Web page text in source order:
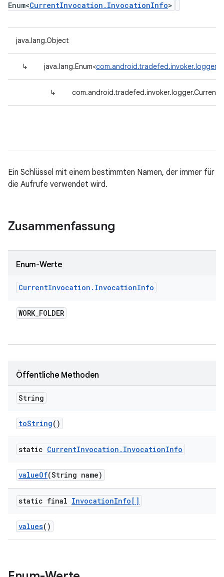
Enum<CurrentInvocation.InvocationInfo>
java.lang.Object
↳ java.lang.Enum<
↳
Ein Schlüssel mit einem bestimmten Namen, der immer für
die Aufrufe verwendet wird.
Zusammenfassung
Enum-Werte
CurrentInvocation . InvocationInfo
WORK_FOLDER
Öffentliche Methoden
String
toString()
static CurrentInvocation . InvocationInfo
valueOf(String name)
static final InvocationInfo[]
values()